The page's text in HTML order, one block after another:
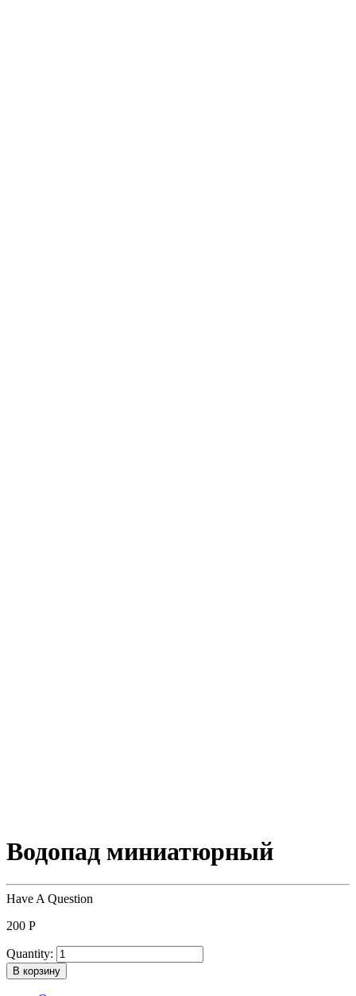
Водопад миниатюрный
Have A Question
200 Р
Quantity:
В корзину